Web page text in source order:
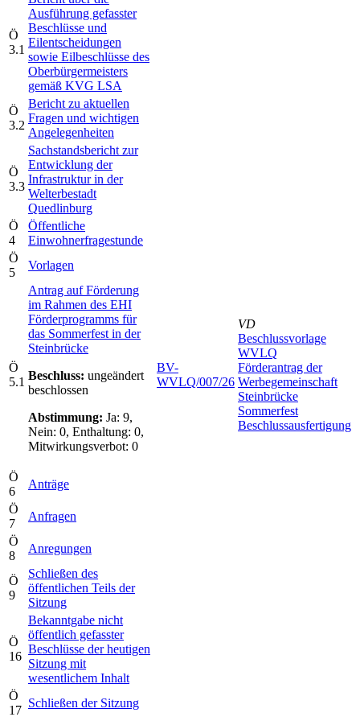
Ö
3.1
Ausführung gefasster
Beschlüsse und
Eilentscheidungen
sowie Eilbeschlüsse des
Oberbürgermeisters
gemäß KVG LSA
Ö
3.2
Bericht zu aktuellen
Fragen und wichtigen
Angelegenheiten
Ö
3.3
Sachstandsbericht zur
Entwicklung der
Infrastruktur in der
Welterbestadt
Quedlinburg
Ö
4
Öffentliche
Einwohnerfragestunde
Ö
5
Vorlagen
Ö
5.1
Antrag auf Förderung
im Rahmen des EHI
Förderprogramms für
das Sommerfest in der
Steinbrücke
Beschluss: ungeändert
beschlossen
Abstimmung: Ja: 9,
Nein: 0, Enthaltung: 0,
Mitwirkungsverbot: 0
BV-
WVLQ/007/26
VD
Beschlussvorlage
WVLQ
Förderantrag der
Werbegemeinschaft
Steinbrücke
Sommerfest
Beschlussausfertigung
Ö
6
Anträge
Ö
7
Anfragen
Ö
8
Anregungen
Ö
9
Schließen des
öffentlichen Teils der
Sitzung
Ö
16
Bekanntgabe nicht
öffentlich gefasster
Beschlüsse der heutigen
Sitzung mit
wesentlichem Inhalt
Ö
17
Schließen der Sitzung